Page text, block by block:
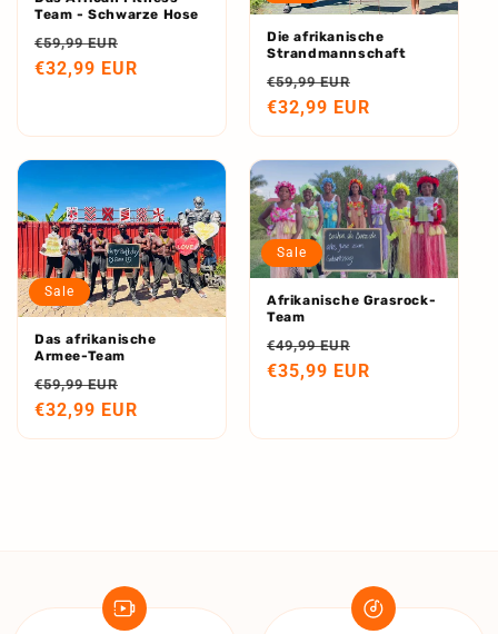
Team - Schwarze Hose
Normaler
Preis
€59,99 EUR
€32,99 EUR
Die afrikanische
Strandmannschaft
Normaler
Preis
€59,99 EUR
€32,99 EUR
Sale
Das afrikanische
Armee-Team
Normaler
Preis
€59,99 EUR
€32,99 EUR
Sale
Afrikanische Grasrock-
Team
Normaler
Preis
€49,99 EUR
€35,99 EUR